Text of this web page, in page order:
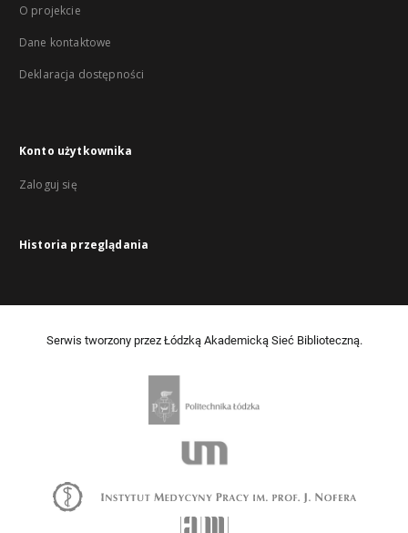
O projekcie
Dane kontaktowe
Deklaracja dostępności
Konto użytkownika
Zaloguj się
Historia przeglądania
Serwis tworzony przez Łódzką Akademicką Sieć Biblioteczną.